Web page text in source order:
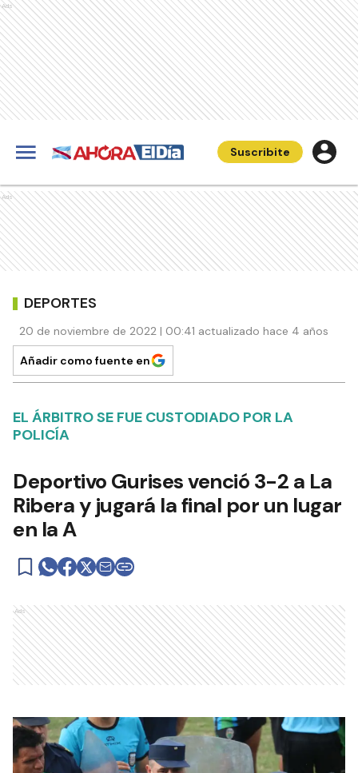
Ads
Suscribite
Ads
DEPORTES
20 de noviembre de 2022 | 00:41 actualizado hace 4 años
Añadir como fuente en
EL ÁRBITRO SE FUE CUSTODIADO POR LA
POLICÍA
Deportivo Gurises venció 3-2 a La
Ribera y jugará la final por un lugar
en la A
Ads